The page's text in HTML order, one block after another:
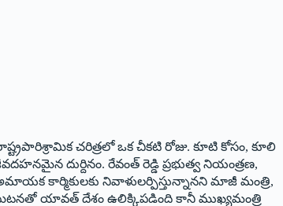
చరిత్రలో ఒక చీకటి రోజు. కూటి కోసం, కూలి
దుర్దినం. రేవంత్ రెడ్డి ప్రభుత్వ నియంత్రణ,
కార్మికులకు నివాళుల‌ర్పిస్తున్నాన‌ని మాజీ మంత్రి,
యావత్ దేశం ఉలిక్కిపడింది కానీ ముఖ్యమంత్రి